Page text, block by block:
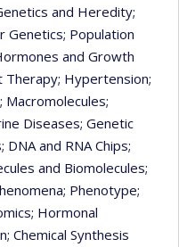
and Heredity;
Genetics; Population
and Growth
Therapy; Hypertension;
; Macromolecules;
Diseases; Genetic
; DNA and RNA Chips;
and Biomolecules;
; Phenotype;
; Hormonal
; Chemical Synthesis